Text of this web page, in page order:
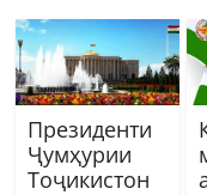
Президенти
Ҷумҳурии
Тоҷикистон